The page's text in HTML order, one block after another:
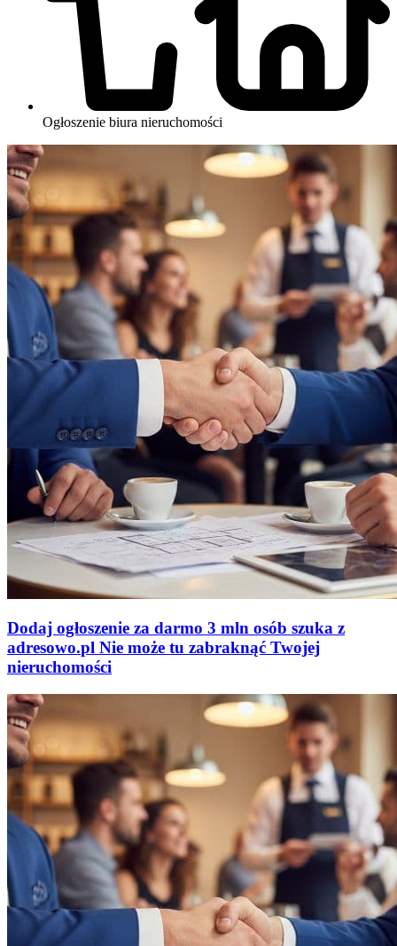
Ogłoszenie biura nieruchomości
Dodaj ogłoszenie za darmo 3 mln osób szuka z
adresowo.pl Nie może tu zabraknąć Twojej
nieruchomości